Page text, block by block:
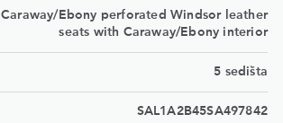
Caraway/Ebony perforated Windsor leather
seats with Caraway/Ebony interior
5 sedišta
SAL1A2B45SA497842